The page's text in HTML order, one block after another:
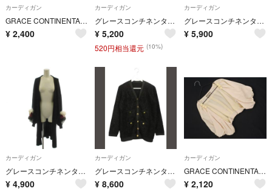
カーディガン
GRACE CONTINENTAL(グレースコンチネンタル) カーディガン サイズ36 S レディース - ライトパープル 長袖/ストライプ
¥ 2,400
カーディガン
グレースコンチネンタル✨刺繍半袖トップ羽織カーディガングリーンマルチカラーエスニックショート丈羽織
¥ 5,200
520円相当還元 (10%)
カーディガン
グレースコンチネンタル ツイーディーVニットカーディガン 長袖 36 ブラック
¥ 5,900
カーディガン
グレースコンチネンタル ロングカーディガン 長袖 ボタンレス ファー袖 36 黒
¥ 4,900
カーディガン
グレースコンチネンタル ツイードバイカラーニットカーディガン 36 黒 24AW
¥ 8,600
カーディガン
GRACE CONTINENTAL グレースコンチネンタル Diagram ダイアグラム シフォン ボレロ カーディガン size36/アイボリー ■◆ レディース
¥ 2,120